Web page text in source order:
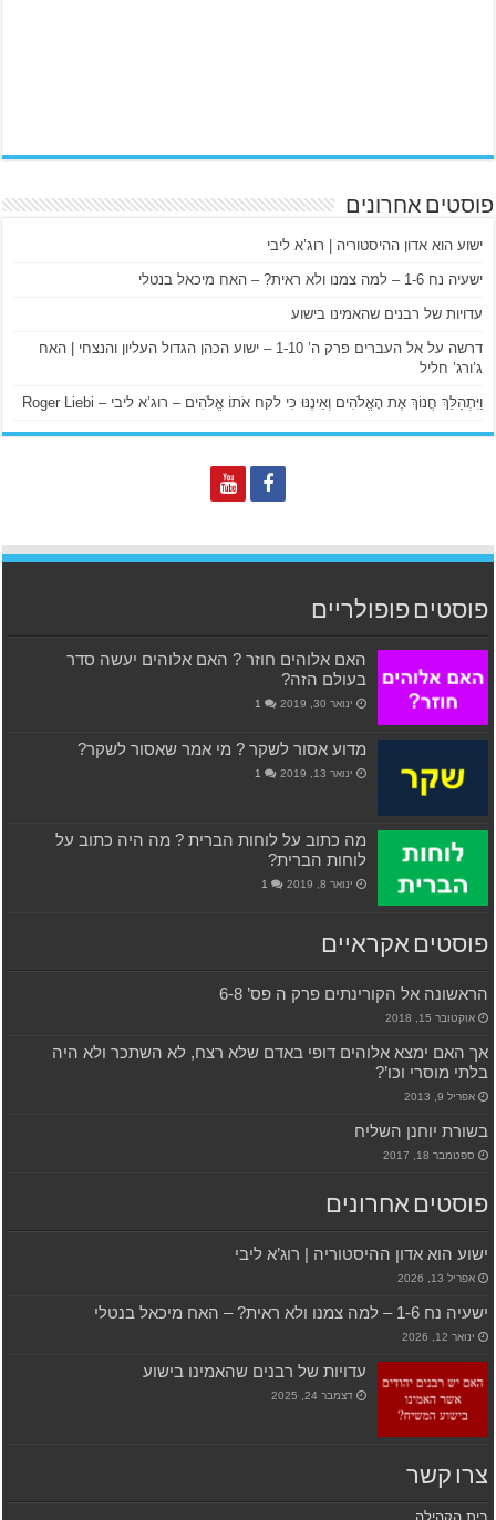
פוסטים אחרונים
ישוע הוא אדון ההיסטוריה | רוג’א ליבי
ישעיה נח 1-6 – למה צמנו ולא ראית? – האח מיכאל בנטלי
עדויות של רבנים שהאמינו בישוע
דרשה על אל העברים פרק ה’ 1-10 – ישוע הכהן הגדול העליון והנצחי | האח
ג’ורג’ חליל
וַיִּתְהַלֵּךְ חֲנוֹךְ אֶת הָאֱלֹהִים וְאֵינֶנּוּ כִּי לקח אֹתוֹ אֱלֹהִים – רוג’א ליבי – Roger Liebi
פוסטים פופולריים
האם אלוהים חוזר ? האם אלוהים יעשה סדר
בעולם הזה?
ינואר 30, 2019 1
מדוע אסור לשקר ? מי אמר שאסור לשקר?
ינואר 13, 2019 1
מה כתוב על לוחות הברית ? מה היה כתוב על
לוחות הברית?
ינואר 8, 2019 1
פוסטים אקראיים
הראשונה אל הקורינתים פרק ה פס’ 6-8
אוקטובר 15, 2018
אך האם ימצא אלוהים דופי באדם שלא רצח, לא השתכר ולא היה
בלתי מוסרי וכו’?
אפריל 9, 2013
בשורת יוחנן השליח
ספטמבר 18, 2017
פוסטים אחרונים
ישוע הוא אדון ההיסטוריה | רוג’א ליבי
אפריל 13, 2026
ישעיה נח 1-6 – למה צמנו ולא ראית? – האח מיכאל בנטלי
ינואר 12, 2026
עדויות של רבנים שהאמינו בישוע
דצמבר 24, 2025
צרו קשר